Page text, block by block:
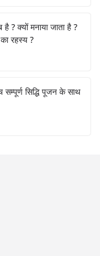
? क्यों मनाया जाता है ?
का रहस्य ?
सम्पूर्ण सिद्धि पूजन के साथ